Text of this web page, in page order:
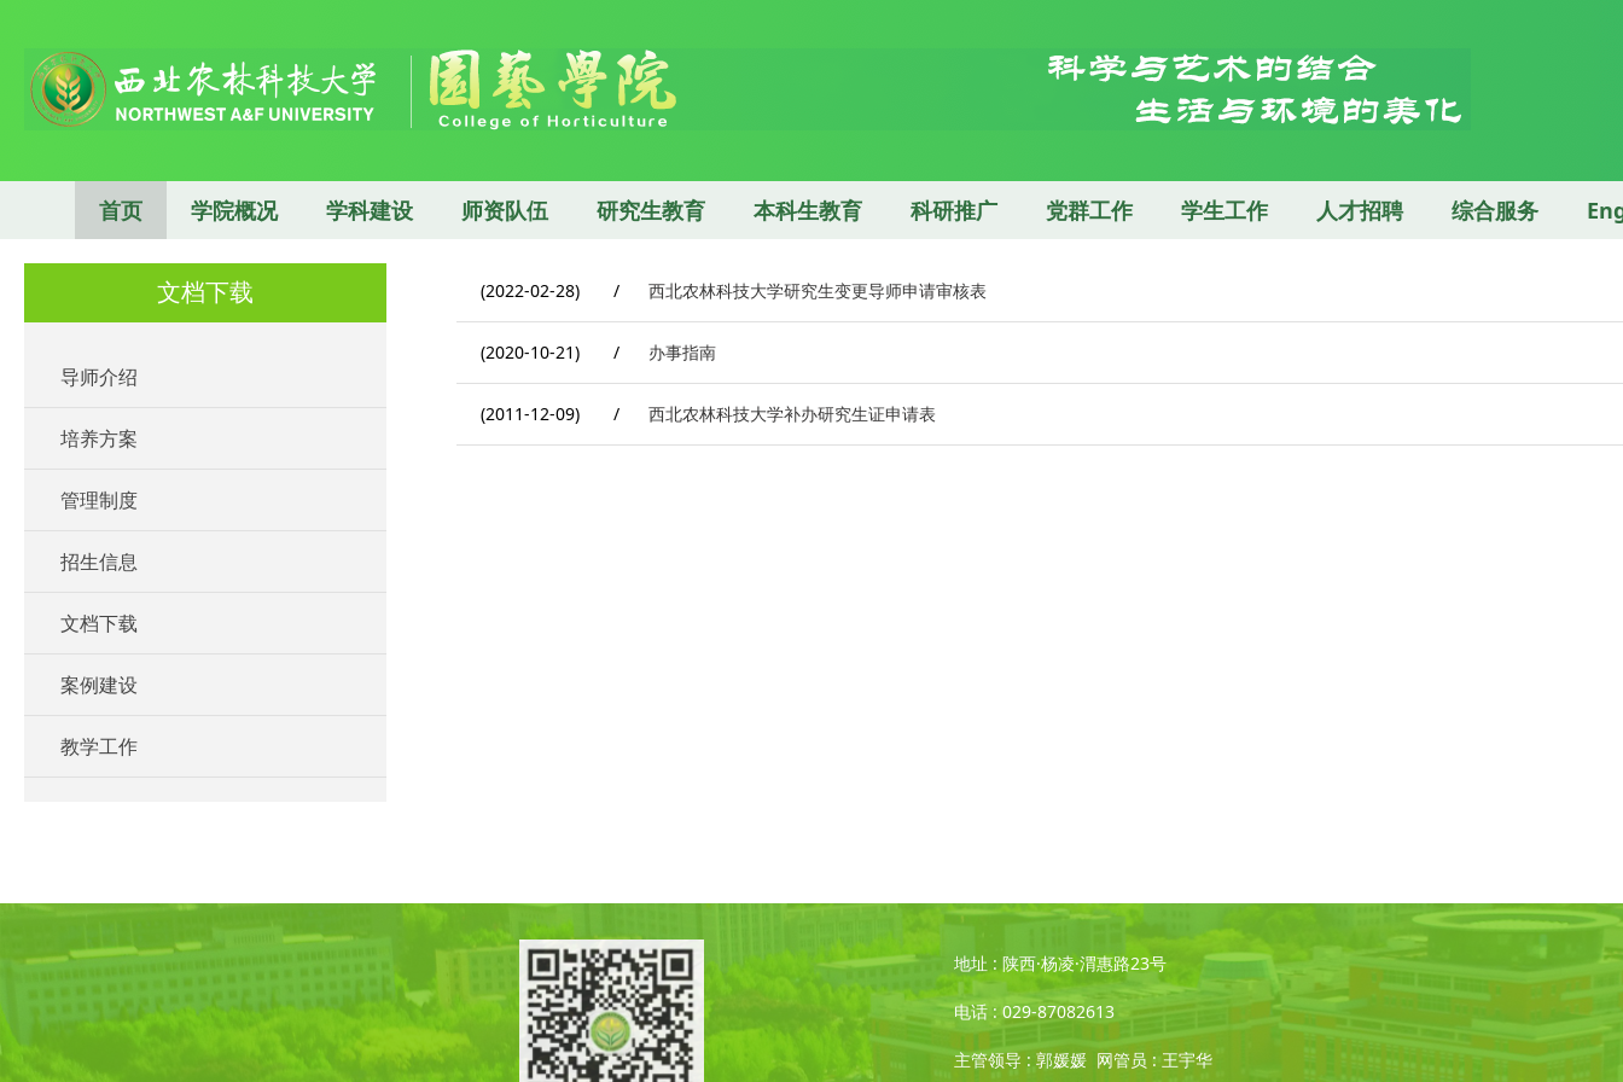
首页 学院概况 学科建设 师资队伍 研究生教育 本科生教育 科研推广 党群工作 学生工作 人才招聘 综合服务
文档下载
导师介绍
培养方案
管理制度
招生信息
文档下载
案例建设
教学工作
(2022-02-28) / 西北农林科技大学研究生变更导师申请审核表
(2020-10-21) / 办事指南
(2011-12-09) / 西北农林科技大学补办研究生证申请表
地址 : 陕西·杨凌·渭惠路23号
电话 : 029-87082613
主管领导 : 郭媛媛 网管员 : 王宇华